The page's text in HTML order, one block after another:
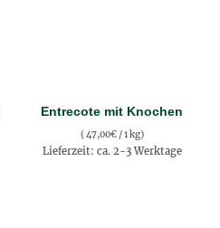
Entrecote mit Knochen
(47,00€/ 1 kg)
Lieferzeit: ca. 2-3 Werktage